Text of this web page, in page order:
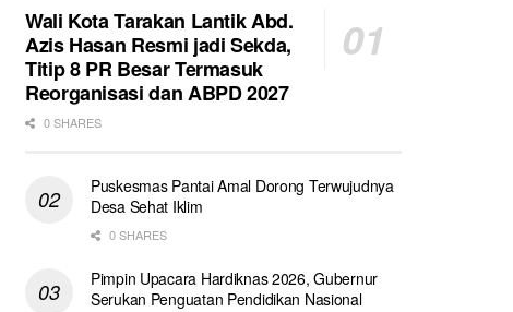
Wali Kota Tarakan Lantik Abd.
Azis Hasan Resmi jadi Sekda,
Titip 8 PR Besar Termasuk
Reorganisasi dan ABPD 2027
0 SHARES
Puskesmas Pantai Amal Dorong Terwujudnya
Desa Sehat Iklim
0 SHARES
Pimpin Upacara Hardiknas 2026, Gubernur
Serukan Penguatan Pendidikan Nasional